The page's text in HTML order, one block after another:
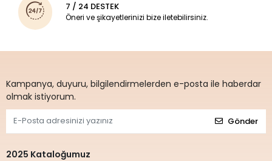
7 / 24 DESTEK
Öneri ve şikayetlerinizi bize iletebilirsiniz.
Kampanya, duyuru, bilgilendirmelerden e-posta ile haberdar
olmak istiyorum.
Gönder
2025 Kataloğumuz